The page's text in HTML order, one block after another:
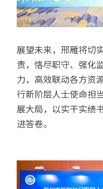
展望未来，邢雁将切
责，恪尽职守、强化
力，高效联动各方资
行新阶层人士使命担
展大局，以实干实绩
进答卷。